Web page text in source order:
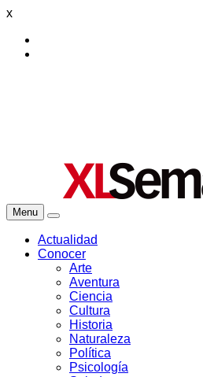
x
Menu
Actualidad
Conocer
Arte
Aventura
Ciencia
Cultura
Historia
Naturaleza
Política
Psicología